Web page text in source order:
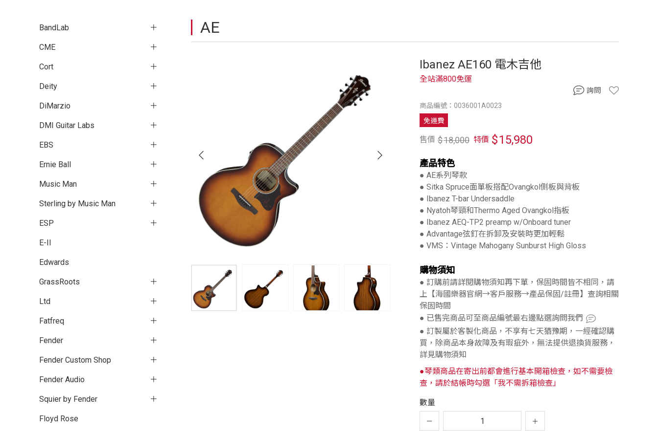
BandLab
CME
Cort
Deity
DiMarzio
DMI Guitar Labs
EBS
Ernie Ball
Music Man
Sterling by Music Man
ESP
E-II
Edwards
GrassRoots
Ltd
Fatfreq
Fender
Fender Custom Shop
Fender Audio
Squier by Fender
Floyd Rose
AE
Ibanez AE160 電木吉他
商品編號：0036001A0023
全站滿800免運
免運費
售價 $18,000 特價 $15,980
產品特色
● AE系列琴款
● Sitka Spruce面單板搭配Ovangkol側板與背板
● Ibanez T-bar Undersaddle
● Nyatoh琴頸和Thermo Aged Ovangkol指板
● Ibanez AEQ-TP2 preamp w/Onboard tuner
● Advantage弦釘在拆卸及安裝時更加輕鬆
● VMS：Vintage Mahogany Sunburst High Gloss
購物須知
● 訂購前請詳閱購物須知再下單，保固時間皆不相同，請
上【海國樂器官網→客戶服務→產品保固/註冊】查詢相關
保固時間
● 已售完商品可至商品編號最右邊點選詢問我們
● 訂製屬於客製化商品，不享有七天猶豫期，一經確認購
買，除商品本身故障及有瑕疵外，無法提供退換貨服務，
詳見購物須知
●琴類商品在寄出前都會進行基本開箱檢查，如不需要檢
查，請於結帳時勾選「我不需拆箱檢查」
數量
詢問